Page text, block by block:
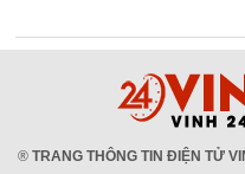
® TRANG THÔNG TIN ĐIỆN TỬ